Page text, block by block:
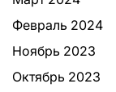
Февраль 2024
Ноябрь 2023
Октябрь 2023